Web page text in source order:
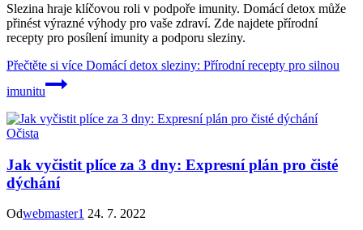
Slezina hraje klíčovou roli v podpoře imunity. Domácí detox může
přinést výrazné výhody pro vaše zdraví. Zde najdete přírodní
recepty pro posílení imunity a podporu sleziny.
Přečtěte si více Domácí detox sleziny: Přírodní recepty pro silnou
imunitu
Očista
Jak vyčistit plíce za 3 dny: Expresní plán pro čisté
dýchání
Odwebmaster1 24. 7. 2022